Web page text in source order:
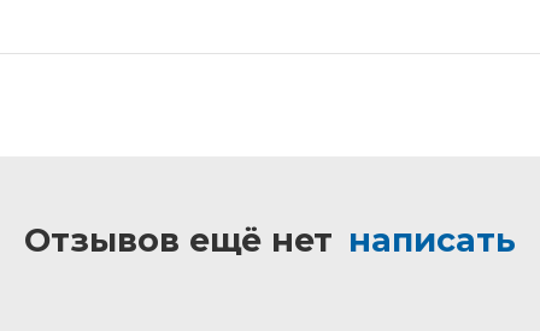
Отзывов ещё нет написать